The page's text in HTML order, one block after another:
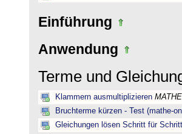
Einführung
Anwendung
Terme und
Klammern ausmultiplizieren
Bruchterme kürzen - Test (mathe-
Gleichungen lösen Schritt für